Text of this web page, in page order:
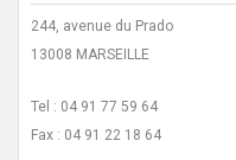
244, avenue du Prado
13008 MARSEILLE
Tel : 04 91 77 59 64
Fax : 04 91 22 18 64